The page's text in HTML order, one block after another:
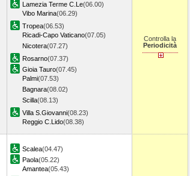
Lamezia Terme C.Le(06.00)
Vibo Marina(06.29)
Tropea(06.53)
Ricadi-Capo Vaticano(07.05)
Nicotera(07.27)
Rosarno(07.37)
Gioia Tauro(07.45)
Palmi(07.53)
Bagnara(08.02)
Scilla(08.13)
Villa S.Giovanni(08.23)
Reggio C.Lido(08.38)
Controlla la
Periodicità
Scalea(04.47)
Paola(05.22)
Amantea(05.43)